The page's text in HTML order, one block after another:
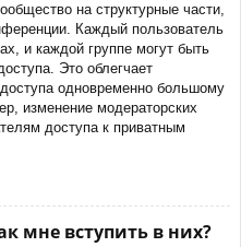
на структурные части,
Каждый пользователь
и каждой группе могут быть
Это облегчает
одновременно большому
изменение модераторских
доступа к приватным
мне вступить в них?